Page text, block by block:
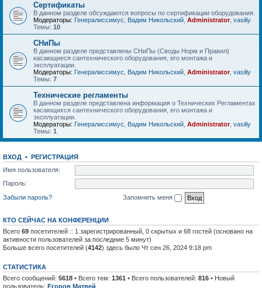
Сертификаты
В данном разделе обсуждаются вопросы по сертификации оборудования.
Модераторы: Генералиссимус Вадим Никольский Administrator, vasiliy
Темы: 10
СНиПы
В данном разделе представлены СНиПы (Своды Норм и Правил)
касающиеся сантехнического оборудования, его монтажа и
эксплуатации.
Модераторы: Генералиссимус Вадим Никольский Administrator, vasiliy
Темы: 7
Технические регламенты
В данном разделе представлена информация о Технических Регламентах
касающихся сантехнического оборудования, его монтажа и
эксплуатации.
Модераторы: Генералиссимус Вадим Никольский Administrator, vasiliy
Темы: 1
ВХОД • РЕГИСТРАЦИЯ
Имя пользователя:
Пароль:
Забыли пароль?
Запомнить меня
КТО СЕЙЧАС НА КОНФЕРЕНЦИИ
Всего 69 посетителей :: 1 зарегистрированный, 0 скрытых и 68 гостей (основано на
активности пользователей за последние 5 минут)
Больше всего посетителей (4142) здесь было Чт сен 26, 2024 9:18 pm
СТАТИСТИКА
Всего сообщений: 5618 • Всего тем: 1361 • Всего пользователей: 816 • Новый
пользователь: Егоров Матвей